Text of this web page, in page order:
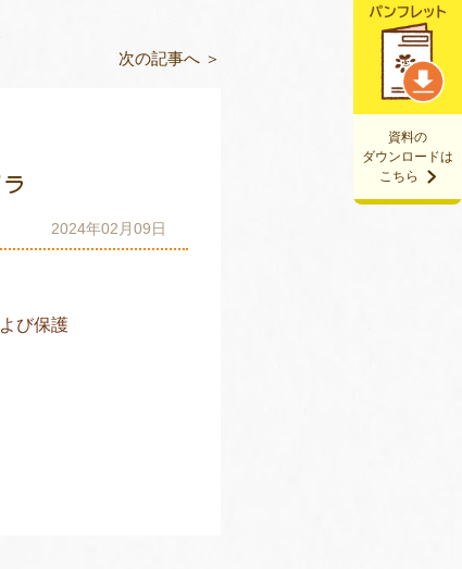
資料の
ダウンロードは
こちら
次の記事へ ＞
2024年02月09日
び保護